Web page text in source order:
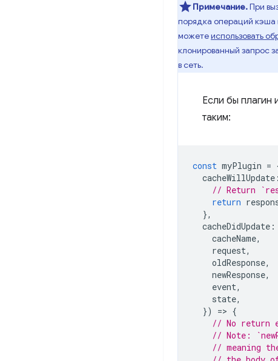
Примечание.При
порядка операций кэша
можетеиспользовать
клонированный запрос
в сеть.
Если бы плагин
таким:
const myPlugin =
cacheWillUpdate :
// Return
return
},
cacheDidUpdate :
cacheName,
request,
oldResponse,
newResponse,
event,
state,
})
=> {
// No return
// Note:
// meaning